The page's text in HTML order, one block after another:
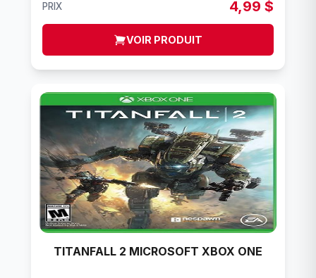
PRIX 4,99 $
VOIR PRODUIT
TITANFALL 2 MICROSOFT XBOX ONE